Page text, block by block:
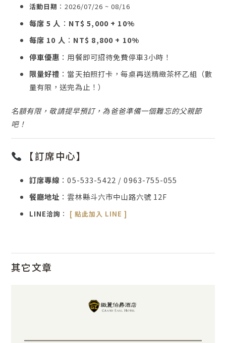
活動日期 ：2026/07/26 ~ 08/16
每席 5 人 ： NT$ 5,000 + 10%
每席 10 人 ： NT$ 8,800 + 10%
停車優惠 ：用餐即可招待免費停車3小時！
限量好禮 ：當天拍照打卡，每桌再送精緻茶杯乙組（數
量有限，送完為止！）
名額有限，敬請提早預訂，為爸爸準備一個難忘的父親節
吧！
【訂席中心】
訂席專線 ：05-533-5422 / 0963-755-055
餐廳地址 ：雲林縣斗六市中山路六號 12F
LINE洽詢 ： [ 點此加入 LINE ]
其它文章